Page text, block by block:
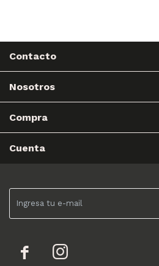
 
Contacto
Nosotros
Compra
Cuenta